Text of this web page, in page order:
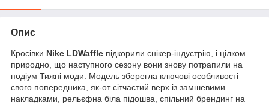
Опис
Кросівки Nike LDWaffle підкорили снікер-індустрію, і цілком
природно, що наступного сезону вони знову потрапили на
подіум Тижні моди. Модель зберегла ключові особливості
свого попередника, як-от сітчастий верх із замшевими
накладками, рельєфна біла підошва, спільний брендинг на